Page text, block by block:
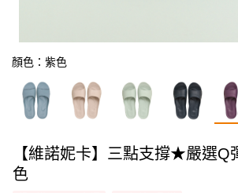
顏色：紫色
【維諾妮卡】三點支撐★嚴選Q
色